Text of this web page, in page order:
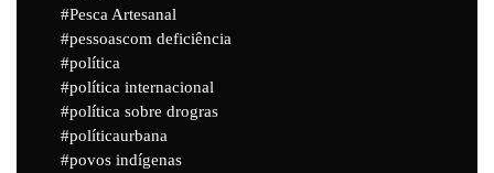
Pesca Artesanal
pessoascom deficiência
política
política internacional
política sobre drogras
políticaurbana
povos indígenas